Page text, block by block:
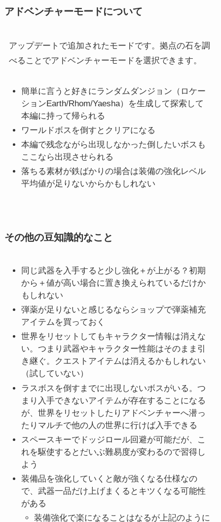
アドベンチャーモードについて
アップデートで追加されたモードです。拠点の石を調
べることでアドベンチャーモードを選択できます。
簡単に言うと好きにランダムダンジョン（ロケー
ションEarth/Rhom/Yaesha）を生成して探索して
本編に持って帰られる
ワールドボスを倒すとクリアになる
本編で残念ながら出現しなかった倒したいボスも
ここなら出現させられる
落ちる素材が鉄ばかりの場合は装備の強化レベル
平均値が足りないからかもしれない
その他の豆知識的なこと
同じ武器を入手すると少し強化＋が上がる？初期
から＋値が高い場合に置き換えられているだけか
もしれない
弾薬が足りないと感じるならショップで弾薬補充
アイテムを買っておく
世界をリセットしてもキャラクター情報は消えな
い。つまり武器やキャラクター性能はそのまま引
き継ぐ。クエストアイテムは消えるかもしれない
（試していない）
ラスボスを倒すまでに出現しないボスがいる。つ
まり入手できないアイテムが存在することになる
が、世界をリセットしたりアドベンチャーへ潜っ
たりマルチで他の人の世界に行けば入手できる
スペースキーでドッジロール回避が可能だが、こ
れを駆使するとだいぶ難易度が変わるので習得し
よう
装備品を強化していくと敵が強くなる仕様なの
で、武器一品だけ上げまくるとキツくなる可能性
がある
装備強化で楽になることはなるが上記のように